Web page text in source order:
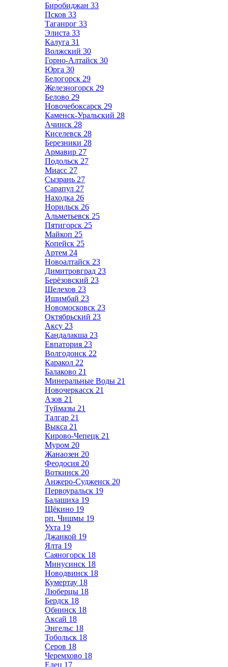
Биробиджан 33
Псков 33
Таганрог 33
Элиста 33
Калуга 31
Волжский 30
Горно-Алтайск 30
Юрга 30
Белогорск 29
Железногорск 29
Белово 29
Новочебоксарск 29
Каменск-Уральский 28
Ачинск 28
Киселевск 28
Березники 28
Армавир 27
Подольск 27
Миасс 27
Сызрань 27
Сарапул 27
Находка 26
Норильск 26
Альметьевск 25
Пятигорск 25
Майкоп 25
Копейск 25
Артем 24
Новоалтайск 23
Димитровград 23
Берёзовский 23
Шелехов 23
Ишимбай 23
Новомосковск 23
Октябрьский 23
Аксу 23
Кандалакша 23
Евпатория 23
Волгодонск 22
Каракол 22
Балаково 21
Минеральные Воды 21
Новочеркасск 21
Азов 21
Туймазы 21
Талгар 21
Выкса 21
Кирово-Чепецк 21
Муром 20
Жанаозен 20
Феодосия 20
Воткинск 20
Анжеро-Судженск 20
Первоуральск 19
Балашиха 19
Щёкино 19
рп. Чишмы 19
Ухта 19
Джанкой 19
Ялта 19
Саяногорск 18
Минусинск 18
Новодвинск 18
Кумертау 18
Люберцы 18
Бердск 18
Обнинск 18
Аксай 18
Энгельс 18
Тобольск 18
Серов 18
Черемхово 18
Елец 17